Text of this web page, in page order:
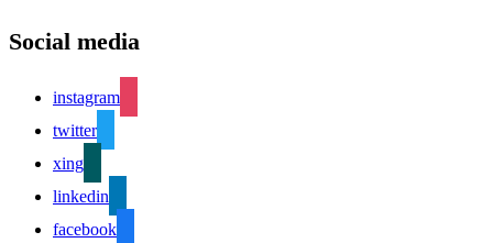
Social media
instagram
twitter
xing
linkedin
facebook